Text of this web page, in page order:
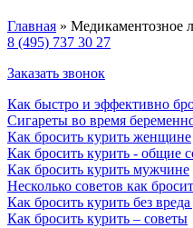
Главная » Медикаментозное
8 (495) 737 30 27
Заказать звонок
Как быстро и эффективно
Сигареты во время
Как бросить курить женщине
Как бросить курить - общие
Как бросить курить мужчине
Несколько советов как
Как бросить курить без
Как бросить курить – советы